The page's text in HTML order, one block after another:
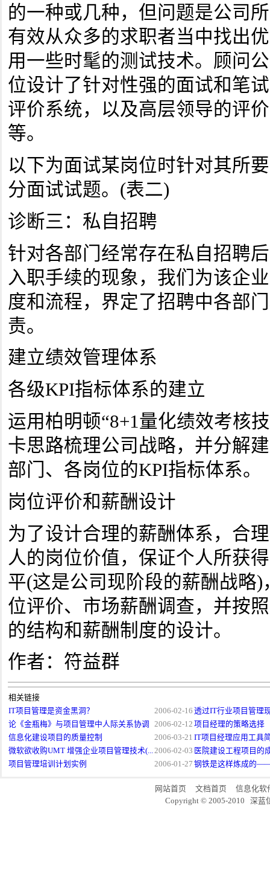
的一种或几种，但问题是公司
有效从众多的求职者当中找出
用一些时髦的测试技术。顾问
位设计了针对性强的面试和笔
评价系统，以及高层领导的评
等。
以下为面试某岗位时针对其所
分面试试题。(表二)
诊断三：私自招聘
针对各部门经常存在私自招聘
入职手续的现象，我们为该企
度和流程，界定了招聘中各部
责。
建立绩效管理体系
各级KPI指标体系的建立
运用柏明顿“8+1量化绩效考核
卡思路梳理公司战略，并分解
部门、各岗位的KPI指标体系。
岗位评价和薪酬设计
为了设计合理的薪酬体系，合
人的岗位价值，保证个人所获
平(这是公司现阶段的薪酬战略
位评价、市场薪酬调查，并按
的结构和薪酬制度的设计。
作者：符益群
相关链接
IT项目管理是资金黑洞？
2006-02-16 透过IT行业项目管理
论《金瓶梅》与项目管理中人际关系协调
2006-02-12 项目经理的策略选择
信息化建设项目的质量控制
2006-03-21 IT项目经理应用工具
微软欲收购UMT 增强企业项目管理技术(...2006-02-03 医院建设工程项目的
项目管理培训计划实例
2006-01-27 钢铁是这样炼成的
网站首页 文档首页
信息化软
Copyright © 2005-2010 深